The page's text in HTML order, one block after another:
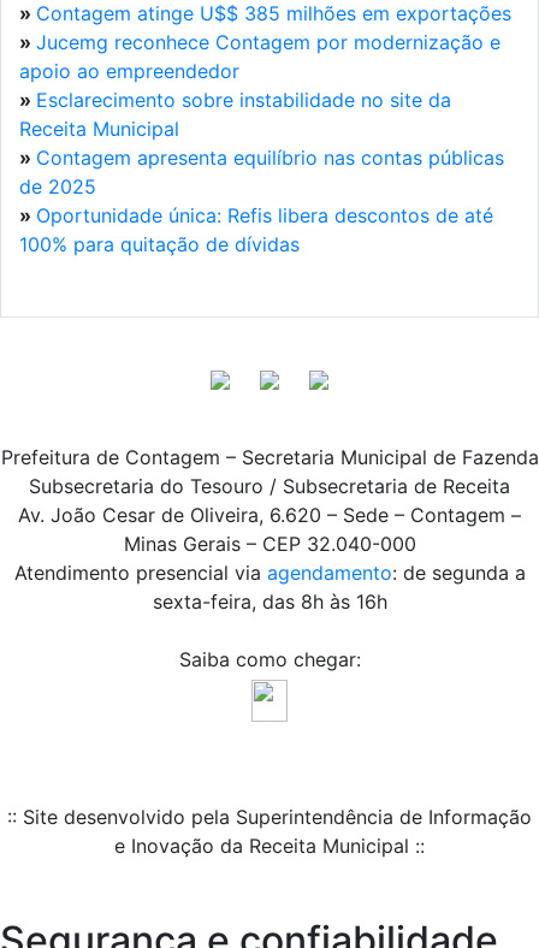
» Contagem atinge U$$ 385 milhões em exportações
» Jucemg reconhece Contagem por modernização e
apoio ao empreendedor
» Esclarecimento sobre instabilidade no site da
Receita Municipal
» Contagem apresenta equilíbrio nas contas públicas
de 2025
» Oportunidade única: Refis libera descontos de até
100% para quitação de dívidas
Prefeitura de Contagem – Secretaria Municipal de Fazenda
Subsecretaria do Tesouro / Subsecretaria de Receita
Av. João Cesar de Oliveira, 6.620 – Sede – Contagem –
Minas Gerais – CEP 32.040-000
Atendimento presencial via agendamento: de segunda a
sexta-feira, das 8h às 16h
Saiba como chegar:
:: Site desenvolvido pela Superintendência de Informação
e Inovação da Receita Municipal ::